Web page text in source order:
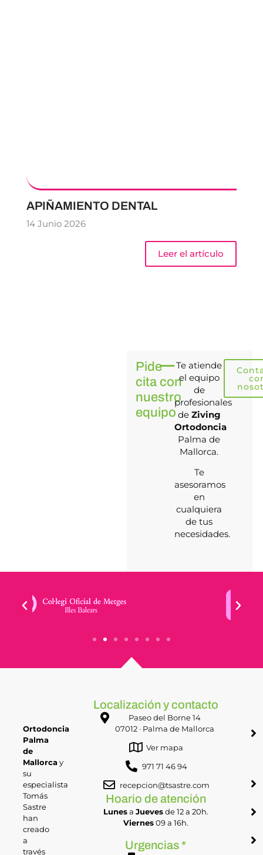
APIÑAMIENTO DENTAL
14 Junio 2026
Leer el artículo
Pide
cita con
nuestro
equipo
Te atiende
el equipo
de
profesionales
de Ziving
Ortodoncia
Palma de
Mallorca.
Te
asesoramos
en
cualquiera
de tus
necesidades.
Localización y contacto
Paseo del Borne 14
07012 · Palma de Mallorca
Ver mapa
971 71 46 94
recepcion@tsastre.com
Hoario de atención
Lunesa Juevesde 12 a 20h.
Viernes09 a 16h.
Urgencias *
Ortodoncia
Palma
de
Mallorcay
su
especialista
Tomás
Sastre
han
creado
a
través